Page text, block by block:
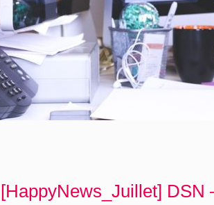
[HappyNews_Juillet] DSN